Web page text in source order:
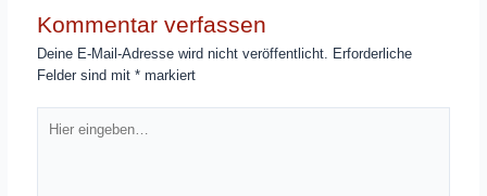
Kommentar verfassen
Deine E-Mail-Adresse wird nicht veröffentlicht. Erforderliche
Felder sind mit* markiert
eingeben…